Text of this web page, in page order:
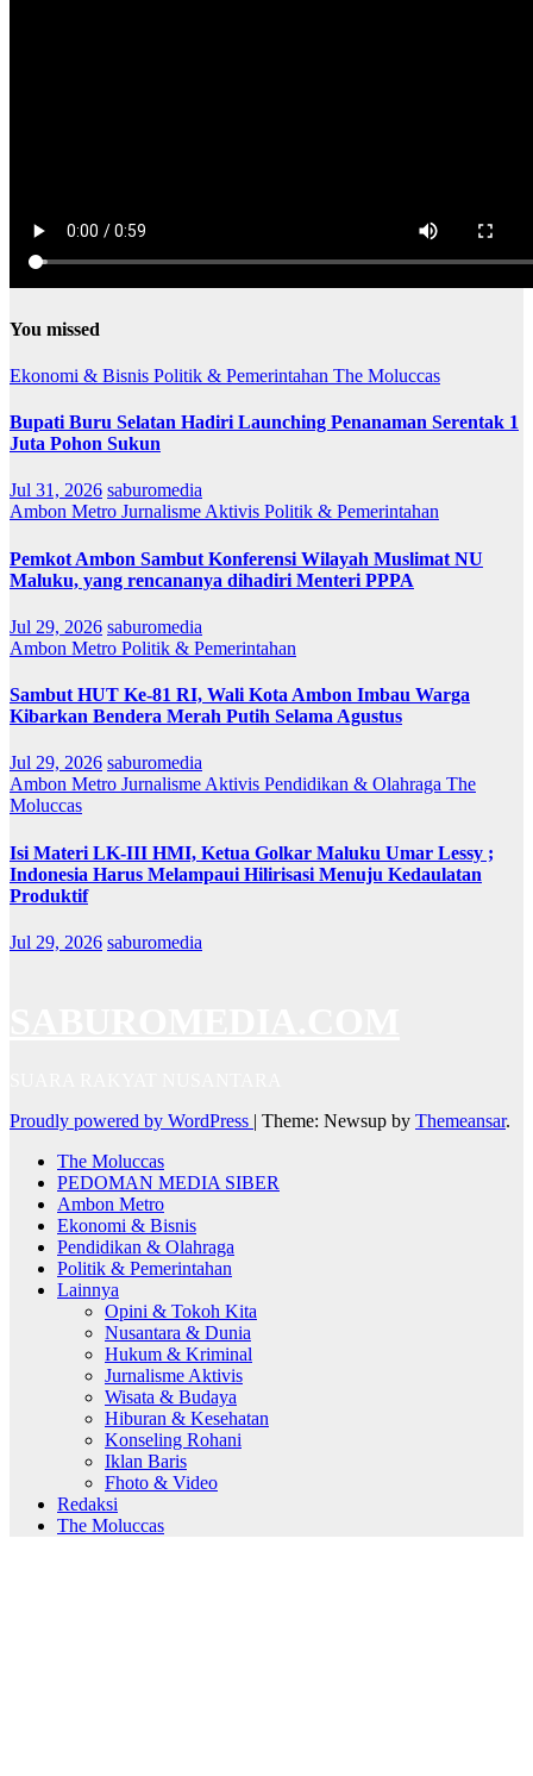
You missed
Ekonomi & Bisnis Politik & Pemerintahan The Moluccas
Bupati Buru Selatan Hadiri Launching Penanaman Serentak 1
Juta Pohon Sukun
Jul 31, 2026 saburomedia
Ambon Metro Jurnalisme Aktivis Politik & Pemerintahan
Pemkot Ambon Sambut Konferensi Wilayah Muslimat NU
Maluku, yang rencananya dihadiri Menteri PPPA
Jul 29, 2026 saburomedia
Ambon Metro Politik & Pemerintahan
Sambut HUT Ke-81 RI, Wali Kota Ambon Imbau Warga
Kibarkan Bendera Merah Putih Selama Agustus
Jul 29, 2026 saburomedia
Ambon Metro Jurnalisme Aktivis Pendidikan & Olahraga The
Moluccas
Isi Materi LK-III HMI, Ketua Golkar Maluku Umar Lessy ;
Indonesia Harus Melampaui Hilirisasi Menuju Kedaulatan
Produktif
Jul 29, 2026 saburomedia
Proudly powered by WordPress | Theme: Newsup by Themeansar.
The Moluccas
PEDOMAN MEDIA SIBER
Ambon Metro
Ekonomi & Bisnis
Pendidikan & Olahraga
Politik & Pemerintahan
Lainnya
Opini & Tokoh Kita
Nusantara & Dunia
Hukum & Kriminal
Jurnalisme Aktivis
Wisata & Budaya
Hiburan & Kesehatan
Konseling Rohani
Iklan Baris
Fhoto & Video
Redaksi
The Moluccas